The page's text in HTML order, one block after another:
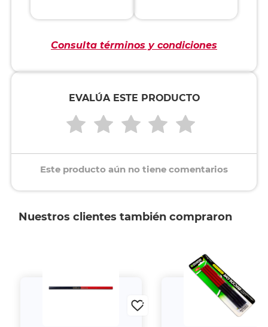
Consulta términos y condiciones
EVALÚA ESTE PRODUCTO
Este producto aún no tiene comentarios
Nuestros clientes también compraron